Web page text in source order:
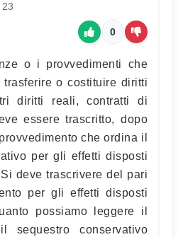
0
o i provvedimenti che
o costituire diritti
diritti reali, contratti di
essere trascritto, dopo
che ordina il
per gli effetti disposti
deve trascrivere del pari
per gli effetti disposti
possiamo leggere il
sequestro conservativo